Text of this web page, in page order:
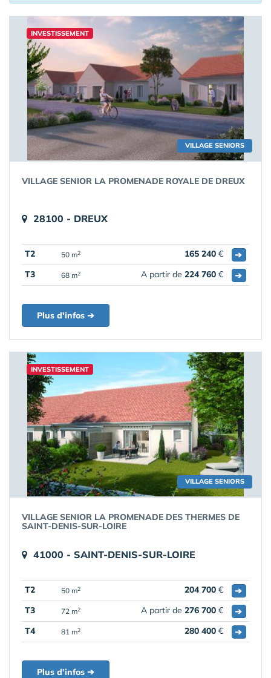
VILLAGE SENIORS
INVESTISSEMENT
VILLAGE SENIOR LA PROMENADE ROYALE DE DREUX
28100 - DREUX
T2 50 m2 165 240 €
➔
T3
68 m2 A partir de 224 760 € ➔
Plus d'infos ➔
VILLAGE SENIORS
INVESTISSEMENT
VILLAGE SENIOR LA PROMENADE DES THERMES DE
SAINT-DENIS-SUR-LOIRE
41000 - SAINT-DENIS-SUR-LOIRE
T2 50 m2 204 700 €
➔
T3
72 m2 A partir de 276 700 €
➔
T4
81 m2 280 400 € ➔
Plus d'infos ➔